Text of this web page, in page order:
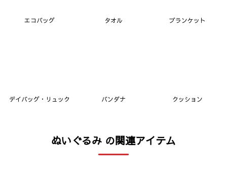
エコバッグ タオル ブランケット
デイバッグ・リュック バンダナ クッション
ぬいぐるみ の関連アイテム